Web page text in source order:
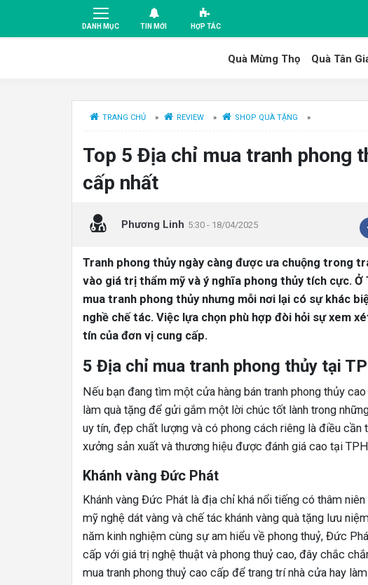
DANH MỤC TIN MỚI HỢP TÁC
Quà Mừng Thọ Quà Tân
TRANG CHỦ » REVIEW » SHOP QUÀ TẶNG »
Top 5 Địa chỉ mua tranh phong
cấp nhất
Phương Linh 5:30 - 18/04/2025
Tranh phong thủy ngày càng được ưa chuộng trong
vào giá trị thẩm mỹ và ý nghĩa phong thủy tích cực.
mua tranh phong thủy nhưng mỗi nơi lại có sự khác
nghề chế tác. Việc lựa chọn phù hợp đòi hỏi sự xem
tín của đơn vị cung cấp.
5 Địa chỉ mua tranh phong thủy tại
Nếu bạn đang tìm một cửa hàng bán tranh phong thủy
làm quà tặng để gửi gắm một lời chúc tốt lành trong
uy tín, đẹp chất lượng và có phong cách riêng là điều cần
xưởng sản xuất và thương hiệu được đánh giá cao tại
Khánh vàng Đức Phát
Khánh vàng Đức Phát là địa chỉ khá nổi tiếng có thâm
mỹ nghệ dát vàng và chế tác khánh vàng quà tặng lưu
năm kinh nghiệm cùng sự am hiểu về phong thuỷ, Đức
cấp với giá trị nghệ thuật và phong thuỷ cao, đây chắc
mua tranh phong thuỷ cao cấp để trang trí nhà cửa hay